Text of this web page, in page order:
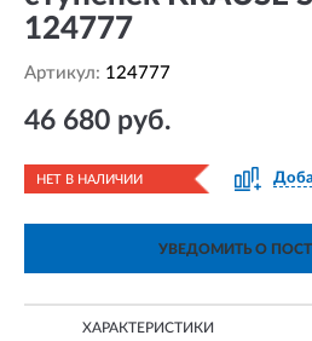
124777
Артикул: 124777
46 680 руб.
НЕТ В НАЛИЧИИ
УВЕДОМИТЬ О
ХАРАКТЕРИСТИКИ